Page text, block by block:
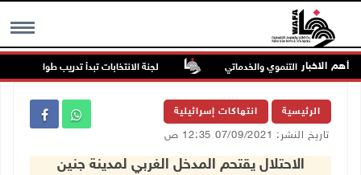
MENU أهم الاخبار
بالواقع التنموي والخدماتي لجنة الانتخابات تبدأ تدريب طواقمها
الرئيسية انتهاكات إسرائيلية
تاريخ النشر: 07/09/2021 12:35 ص
الاحتلال يقتحم المدخل الغربي لمدينة جنين